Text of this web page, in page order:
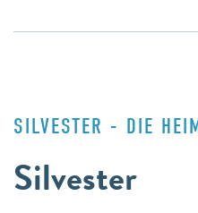
Silvester
SILVESTER - DIE